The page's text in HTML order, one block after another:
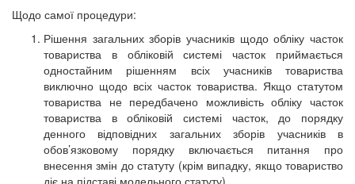
Щодо самої процедури:
Рішення загальних зборів учасників щодо обліку часток
товариства в обліковій системі часток приймається
одностайним рішенням всіх учасників товариства
виключно щодо всіх часток товариства. Якщо статутом
товариства не передбачено можливість обліку часток
товариства в обліковій системі часток, до порядку
денного відповідних загальних зборів учасників в
обов’язковому порядку включається питання про
внесення змін до статуту (крім випадку, якщо товариство